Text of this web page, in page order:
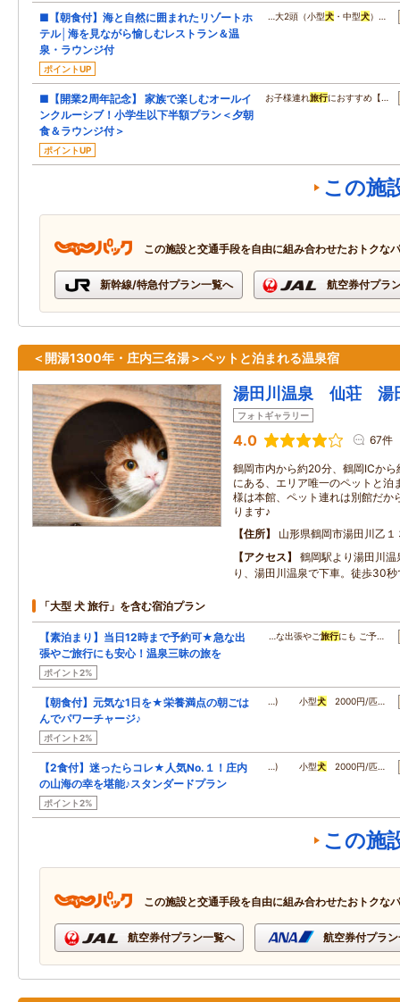
■【朝食付】海と自然に囲まれたリゾートホ
テル│海を見ながら愉しむレストラン＆温
泉・ラウンジ付
ポイントUP
…大2頭（小型犬 ・中型犬）…
■【開業2周年記念】 家族で楽しむオールイ
ンクルーシブ！小学生以下半額プラン＜夕朝
食＆ラウンジ付＞
ポイントUP
お子様連れ旅行におすすめ【…
この施
この施設と交通手段を自由に組み合わせたおトクな
新幹線/特急付プラン一覧へ 航空券付プラ
＜開湯1300年・庄内三名湯＞ペットと泊まれる温泉宿
湯田川温泉 仙荘 湯
フォトギャラリー
4.0 67件
鶴岡市内から約20分、鶴岡ICか
にある、エリア唯一のペットと泊
様は本館、ペット連れは別館だか
ります♪
住所
山形県鶴岡市湯田川乙１
アクセス
鶴岡駅より湯田川
り、湯田川温泉で下車。徒歩30秒
「大型 犬 旅行」を含む宿泊プラン
【素泊まり】当日12時まで予約可★急な出
張やご旅行にも安心！温泉三昧の旅を
ポイント2%
…な出張やご旅行にも ご予…
【朝食付】元気な1日を★栄養満点の朝ごは
んでパワーチャージ♪
ポイント2%
…) 小型犬 2000円/匹…
【2食付】迷ったらコレ★人気No.１！庄内
の山海の幸を堪能♪スタンダードプラン
ポイント2%
…) 小型犬 2000円/匹…
この施
この施設と交通手段を自由に組み合わせたおトクな
航空券付プラン一覧へ 航空券付プラ